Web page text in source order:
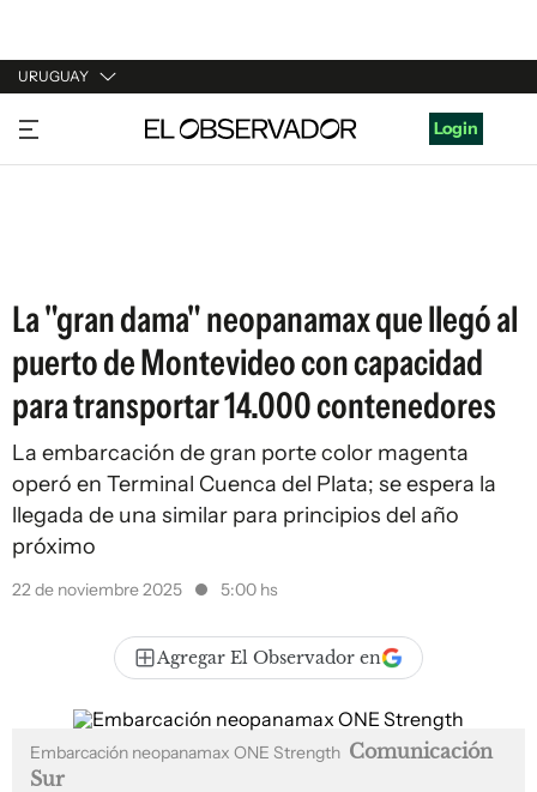
URUGUAY
URUGUAY
ARGENTINA
Login
La "gran dama" neopanamax que llegó al
puerto de Montevideo con capacidad
para transportar 14.000 contenedores
La embarcación de gran porte color magenta
operó en Terminal Cuenca del Plata; se espera la
llegada de una similar para principios del año
próximo
22 de noviembre 2025 5:00 hs
Agregar El Observador en
Embarcación neopanamax ONE Strength Comunicación
Sur